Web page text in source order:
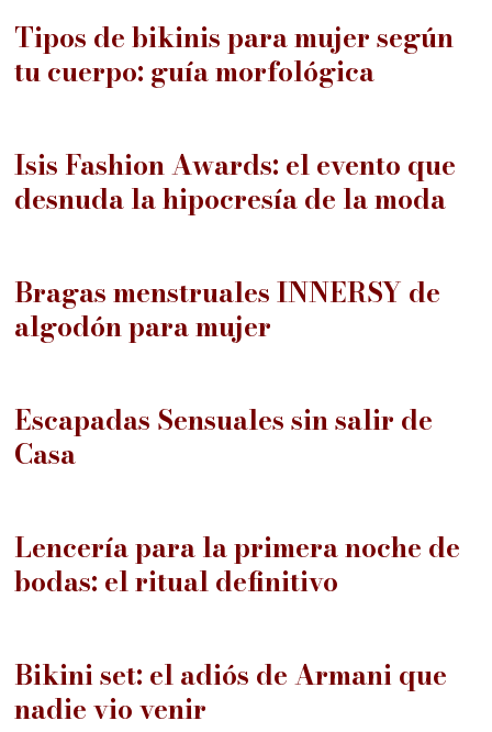
Tipos de bikinis para mujer según
tu cuerpo: guía morfológica
Isis Fashion Awards: el evento que
desnuda la hipocresía de la moda
09
Bragas menstruales INNERSY de
algodón para mujer
Escapadas Sensuales sin salir de
Casa
Lencería para la primera noche de
bodas: el ritual definitivo
Bikini set: el adiós de Armani que
nadie vio venir